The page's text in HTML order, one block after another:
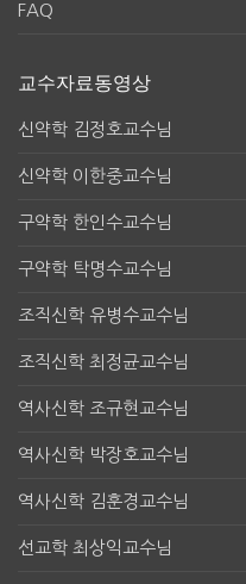
FAQ
교수자료동영상
신약학 김정호교수님
신약학 이한중교수님
구약학 한인수교수님
구약학 탁명수교수님
조직신학 유병수교수님
조직신학 최정균교수님
역사신학 조규현교수님
역사신학 박장호교수님
역사신학 김훈경교수님
선교학 최상익교수님